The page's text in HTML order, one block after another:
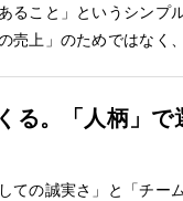
こと」というシンプ
売上」のためではなく
る。「人柄」で
ての誠実さ」と「チー